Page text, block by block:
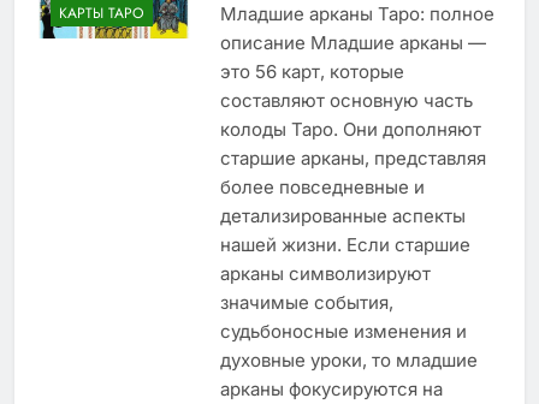
свободы, нового пути
и внутреннего
поиска
5 Дней Спустя
КАРТЫ ТАРО
Младшие арканы Таро: полное
описание Младшие арканы —
это 56 карт, которые
составляют основную часть
колоды Таро. Они дополняют
старшие арканы, представляя
более повседневные и
детализированные аспекты
нашей жизни. Если старшие
арканы символизируют
значимые события,
судьбоносные изменения и
духовные уроки, то младшие
арканы фокусируются на